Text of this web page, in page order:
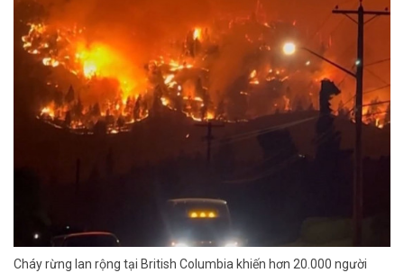
Cháy rừng lan rộng tại British Columbia khiến hơn 20.000 người